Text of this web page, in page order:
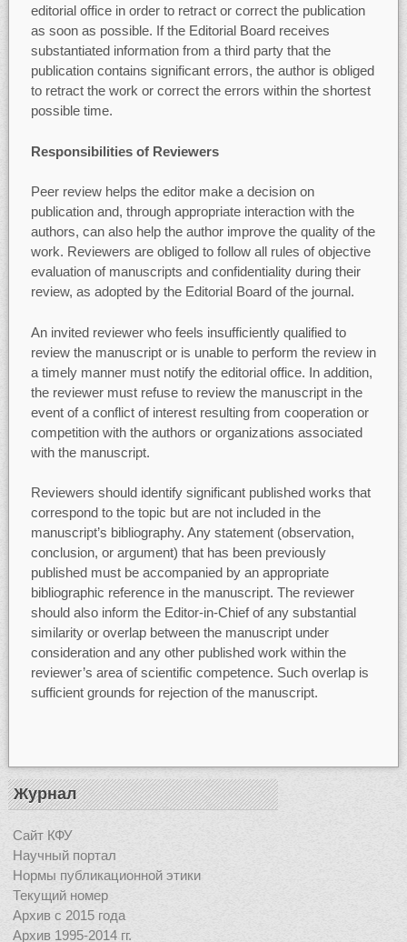
editorial office in order to retract or correct the publication
as soon as possible. If the Editorial Board receives
substantiated information from a third party that the
publication contains significant errors, the author is obliged
to retract the work or correct the errors within the shortest
possible time.
Responsibilities of Reviewers
Peer review helps the editor make a decision on
publication and, through appropriate interaction with the
authors, can also help the author improve the quality of the
work. Reviewers are obliged to follow all rules of objective
evaluation of manuscripts and confidentiality during their
review, as adopted by the Editorial Board of the journal.
An invited reviewer who feels insufficiently qualified to
review the manuscript or is unable to perform the review in
a timely manner must notify the editorial office. In addition,
the reviewer must refuse to review the manuscript in the
event of a conflict of interest resulting from cooperation or
competition with the authors or organizations associated
with the manuscript.
Reviewers should identify significant published works that
correspond to the topic but are not included in the
manuscript’s bibliography. Any statement (observation,
conclusion, or argument) that has been previously
published must be accompanied by an appropriate
bibliographic reference in the manuscript. The reviewer
should also inform the Editor-in-Chief of any substantial
similarity or overlap between the manuscript under
consideration and any other published work within the
reviewer’s area of scientific competence. Such overlap is
sufficient grounds for rejection of the manuscript.
Журнал
Сайт КФУ
Научный портал
Нормы публикационной этики
Текущий номер
Архив с 2015 года
Архив 1995-2014 гг.